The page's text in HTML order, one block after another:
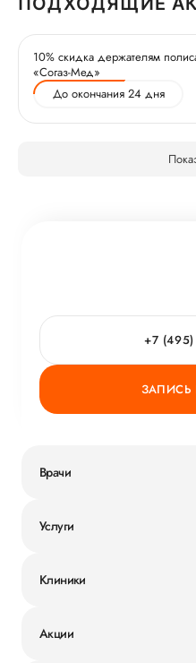
10% скидка держателям
«Согаз-Мед»
До окончания 24 дня
+7
ЗАПИСЬ
Врачи
Услуги
Клиники
Акции